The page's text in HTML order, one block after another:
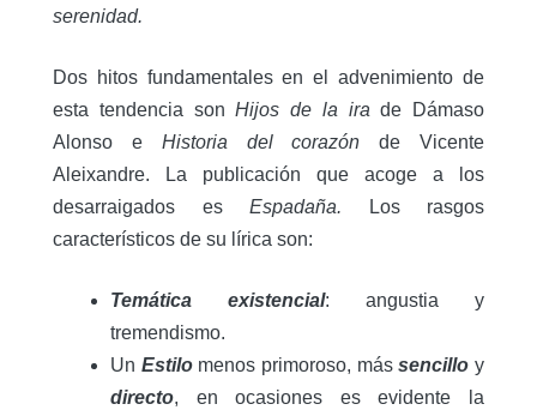
serenidad.
Dos hitos fundamentales en el advenimiento de
esta tendencia sonHijos de la ira de Dámaso
Alonso e Historia del corazón de Vicente
Aleixandre. La publicación que acoge a los
desarraigados es Espadaña.
Los rasgos
característicos de su lírica son:
Temática existencial: angustia y
tremendismo.
Un Estilomenos primoroso, mássencillo y
directo, en ocasiones es evidente la